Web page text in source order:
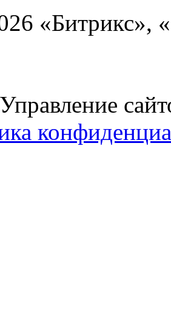
«Битрикс»,
Управление